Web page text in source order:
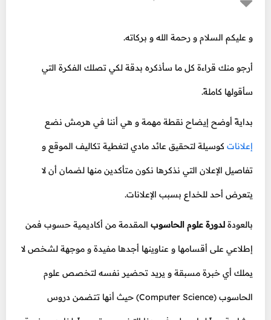
و عليكم السلام و رحمة الله و بركاته.
أرجو منك قراءة كل ما سأذكره بدقة لكي تصلك الفكرة التي
سأقولها كاملةً.
بدايةً أوضح إيضاح نقطة مهمة و هي أننا في هرمش نضع
إعلانات كوسيلة لتحقيق عائد مادي لتغطية تكاليف الموقع و
تفاصيل الإعلان التي نذكرها نكون متأكدين منها لضمان أن لا
يتعرض أحد للخداع بسبب الإعلانات.
بالعودة لدورة علوم الحاسوب المقدمة من أكاديمية حسوب فمن
إطلاعي على أقسامها و عناوينها أجدها مفيدة و موجهة لشخص لا
يملك أي خبرة مسبقة و يريد تحضير نفسه لتخصص علوم
الحاسوب (Computer Science) حيث أنها تتضمن دروس